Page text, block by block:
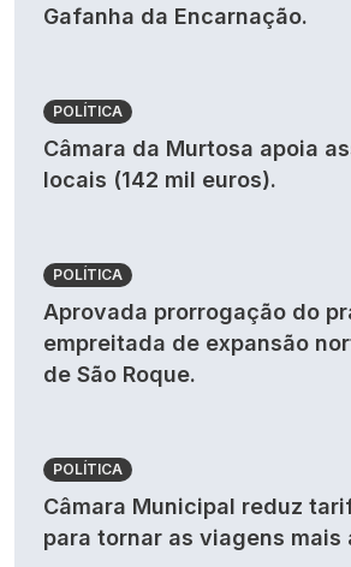
Gafanha da Encarnação.
POLÍTICA
Câmara da Murtosa apoia
locais (142 mil euros).
POLÍTICA
Aprovada prorrogação do
empreitada de expansão
de São Roque.
POLÍTICA
Câmara Municipal reduz
para tornar as viagens mais